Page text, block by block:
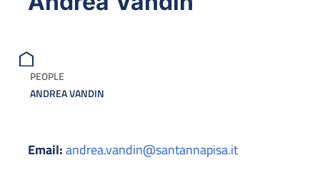
PEOPLE
ANDREA VANDIN
Email:andrea.vandin@santannapisa.it